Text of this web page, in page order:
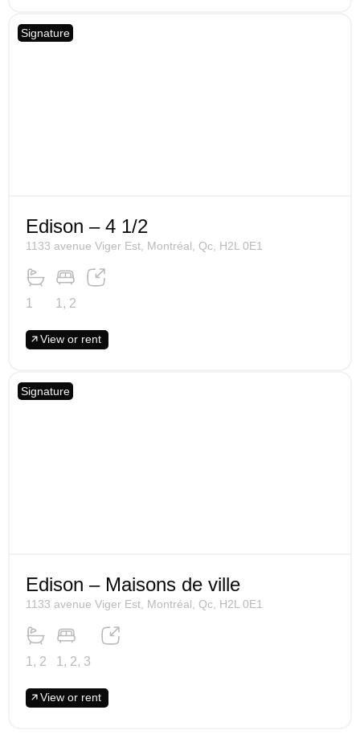
Signature
Edison – 4 1/2
1133 avenue Viger Est, Montréal, Qc, H2L 0E1
1 1, 2
View or rent
Signature
Edison – Maisons de ville
1133 avenue Viger Est, Montréal, Qc, H2L 0E1
1, 2 1, 2, 3
View or rent